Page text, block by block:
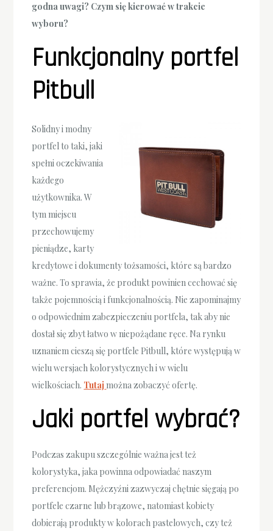
godna uwagi? Czym się kierować w trakcie
wyboru?
Funkcjonalny portfel
Pitbull
Solidny i modny
portfel to taki, jaki
spełni oczekiwania
każdego
użytkownika. W
tym miejscu
przechowujemy
pieniądze, karty
kredytowe i dokumenty tożsamości, które są bardzo
ważne. To sprawia, że produkt powinien cechować się
także pojemnością i funkcjonalnością. Nie zapominajmy
o odpowiednim zabezpieczeniu portfela, tak aby nie
dostał się zbyt łatwo w niepożądane ręce. Na rynku
uznaniem cieszą się portfele Pitbull, które występują w
wielu wersjach kolorystycznych i w wielu
wielkościach. Tutaj można zobaczyć ofertę.
Jaki portfel wybrać?
Podczas zakupu szczególnie ważna jest też
kolorystyka, jaka powinna odpowiadać naszym
preferencjom. Mężczyźni zazwyczaj chętnie sięgają po
portfele czarne lub brązowe, natomiast kobiety
dobierają produkty w kolorach pastelowych, czy też